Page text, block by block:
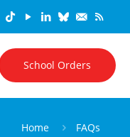
School Orders
Home FAQs